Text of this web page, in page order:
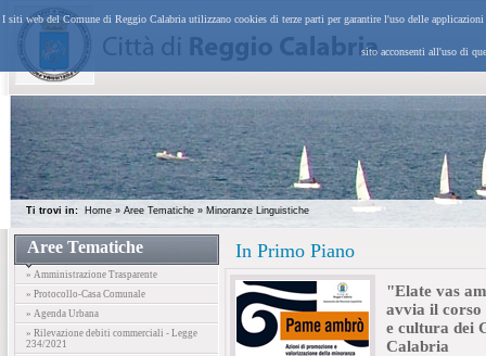
I siti web del Comune di Reggio Calabria utilizzano cookies di terze parti per garantire l'uso delle
sito acconsenti all'uso di
Ti trovi in: Home » Aree Tematiche » Minoranze Linguistiche
Aree Tematiche
» Amministrazione Trasparente
» Protocollo-Casa Comunale
» Agenda Urbana
» Rilevazione debiti commerciali - Legge
234/2021
In Primo Piano
"Elate vas
avvia il
e cultura dei
Calabria